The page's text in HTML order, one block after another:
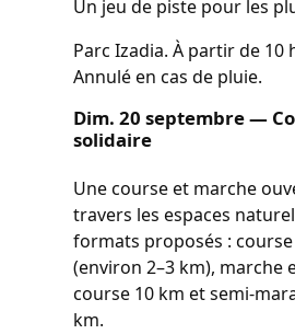
Un jeu de piste pour les
Parc Izadia. À partir de 10
Annulé en cas de pluie.
Dim. 20 septembre —
solidaire
Une course et marche
travers les espaces
formats proposés :
(environ 2–3 km), marche
course 10 km et semi-
km.